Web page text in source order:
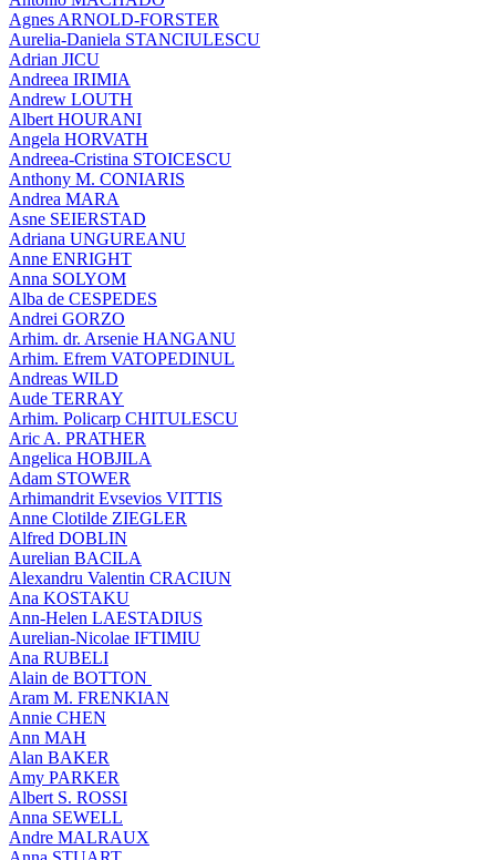
Agnes ARNOLD-FORSTER
Aurelia-Daniela STANCIULESCU
Adrian JICU
Andreea IRIMIA
Andrew LOUTH
Albert HOURANI
Angela HORVATH
Andreea-Cristina STOICESCU
Anthony M. CONIARIS
Andrea MARA
Asne SEIERSTAD
Adriana UNGUREANU
Anne ENRIGHT
Anna SOLYOM
Alba de CESPEDES
Andrei GORZO
Arhim. dr. Arsenie HANGANU
Arhim. Efrem VATOPEDINUL
Andreas WILD
Aude TERRAY
Arhim. Policarp CHITULESCU
Aric A. PRATHER
Angelica HOBJILA
Adam STOWER
Arhimandrit Evsevios VITTIS
Anne Clotilde ZIEGLER
Alfred DOBLIN
Aurelian BACILA
Alexandru Valentin CRACIUN
Ana KOSTAKU
Ann-Helen LAESTADIUS
Aurelian-Nicolae IFTIMIU
Ana RUBELI
Alain de BOTTON
Aram Μ. FRENKIAN
Annie CHEN
Ann MAH
Alan BAKER
Amy PARKER
Albert S. ROSSI
Anna SEWELL
Andre MALRAUX